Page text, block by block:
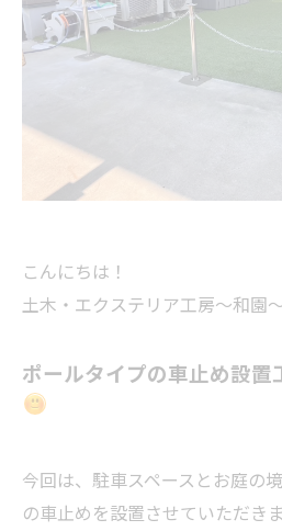
こんにちは！
土木・エクステリア工房～和園
ポールタイプの車止め設置
今回は、駐車スペースとお庭の
の車止めを設置させていただきま